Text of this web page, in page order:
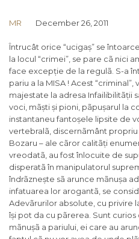
MR December 26, 2011
Întrucât orice “ucigaș” se
la locul “crimei”, se pare cã nici
face excepție de la regulã. S-a
pariu a la MISA ! Acest
majestate la adresa Infailibilitãții
voci, mãști și pioni, pãpușarul la
instantaneu fantoșele lipsite de
vertebralã, discernãmânt propriu
Bozaru – ale cãror calitãți
vreodatã, au fost înlocuite de
disperatã în manipulatorul
îndrãznește sã arunce mãnușa
infatuarea lor arogantã, se
Adevãrurilor absolute, cu privire
își pot da cu pãrerea. Sunt
mãnușã a pariului, ei care au